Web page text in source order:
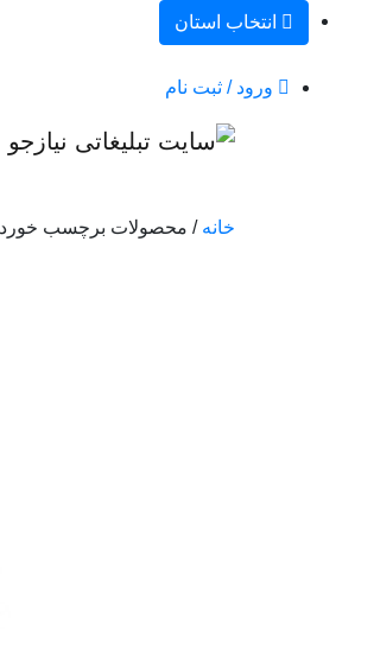
ورود / ثبت نام
خانه / محصولات برچسب خورده